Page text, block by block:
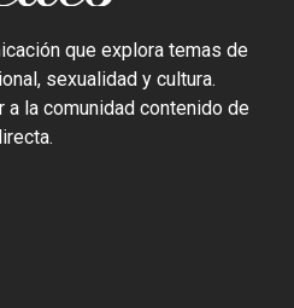
que explora temas de
sexualidad y cultura.
la comunidad contenido de